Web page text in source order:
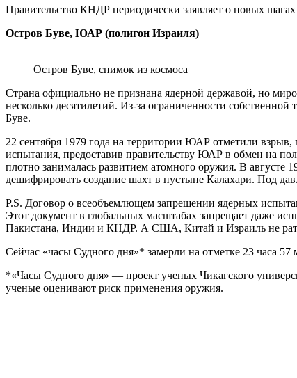
Правительство КНДР периодически заявляет о новых
Остров Буве, ЮАР (полигон Израиля)
Остров Буве, снимок из космоса
Страна официально не признана ядерной державой, но
несколько десятилетий. Из-за ограниченности
Буве.
22 сентября 1979 года на территории ЮАР отметили
испытания, предоставив правительству ЮАР в обмен на
плотно занималась развитием атомного оружия. В
дешифрировать создание шахт в пустыне Калахари. Под
P.S. Договор о всеобъемлющем запрещении ядерных
Этот документ в глобальных масштабах запрещает даже
Пакистана, Индии и КНДР. А США, Китай и Израиль не
Сейчас «часы Судного дня»* замерли на отметке 23 часа
*«Часы Судного дня» — проект ученых Чикагского
ученые оценивают риск применения оружия.